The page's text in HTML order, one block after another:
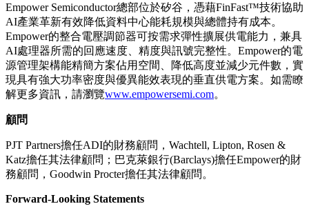
Empower Semiconductor總部位於矽谷，憑藉FinFast™技術協助
AI產業革新有效降低資料中心能耗規模與總體持有成本。
Empower的整合電壓調節器可按需求彈性擴展供電能力，兼具
AI處理器所需的回應速度、精度與訊號完整性。Empower的電
源管理架構能精簡方案佔用空間、降低高度並減少元件數，實
現具有強大功率密度與優異能效表現的垂直供電方案。如需瞭
解更多資訊，請瀏覽www.empowersemi.com。
顧問
PJT Partners擔任ADI的財務顧問，Wachtell, Lipton, Rosen &
Katz擔任其法律顧問；巴克萊銀行(Barclays)擔任Empower的財
務顧問，Goodwin Procter擔任其法律顧問。
Forward-Looking Statements